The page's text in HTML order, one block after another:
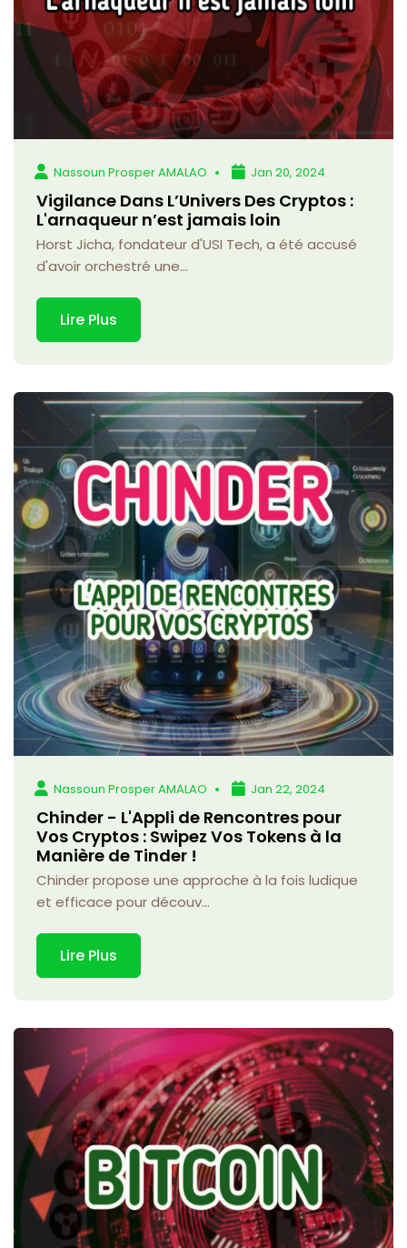
Nassoun Prosper AMALAO Jan 20, 2024
Vigilance Dans L’Univers Des Cryptos :
L'arnaqueur n’est jamais loin
Horst Jicha, fondateur d'USI Tech, a été accusé
d'avoir orchestré une...
Lire Plus
Nassoun Prosper AMALAO Jan 22, 2024
Chinder - L'Appli de Rencontres pour
Vos Cryptos : Swipez Vos Tokens à la
Manière de Tinder !
Chinder propose une approche à la fois ludique
et efficace pour découv...
Lire Plus